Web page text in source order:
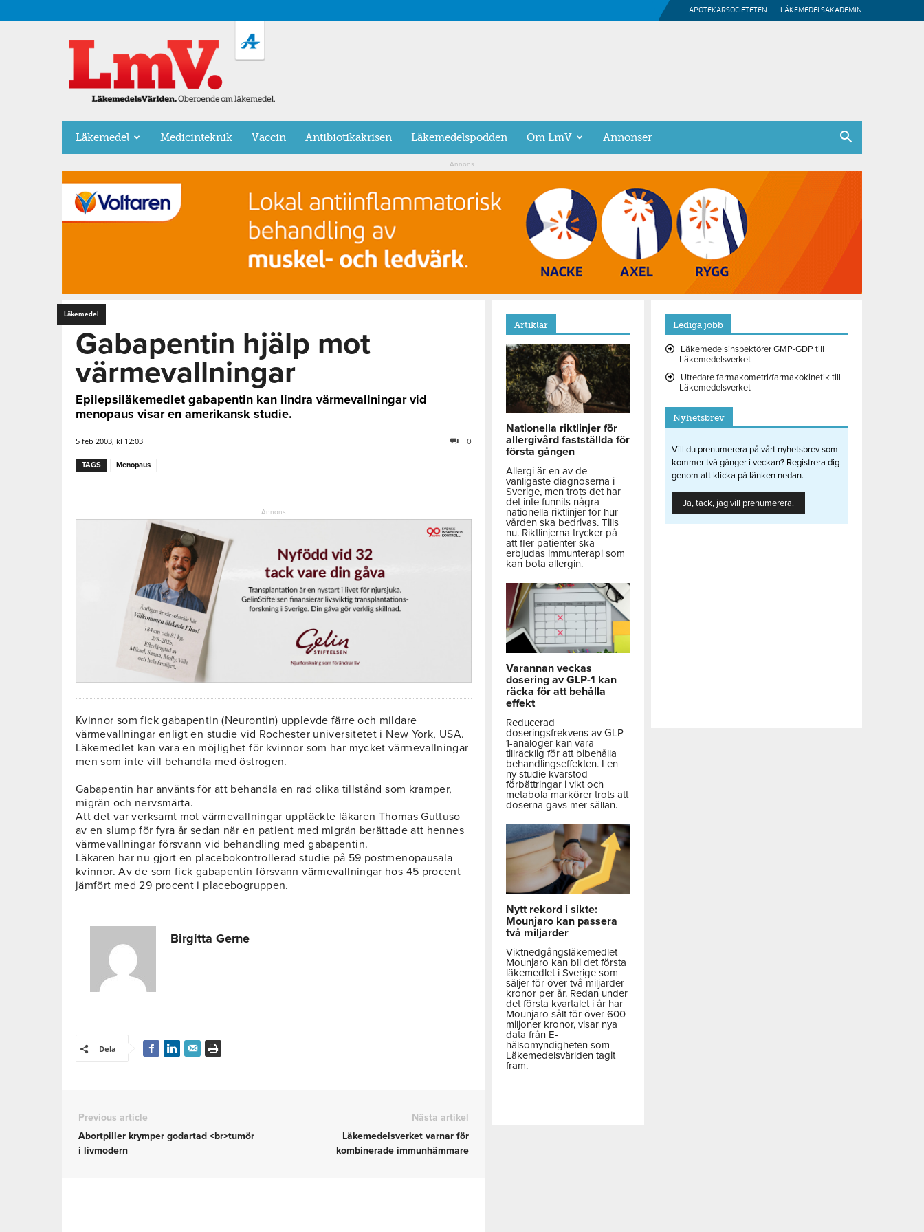
APOTEKARSOCIETETEN LÄKEMEDELSAKADEMIN
LäkemedelsVärlden
Läkemedel Medicinteknik Vaccin Antibiotikakrisen Läkemedelspodden Om LmV Annonser
Annons
Läkemedel
Gabapentin hjälp mot
värmevallningar
Epilepsiläkemedlet gabapentin kan lindra värmevallningar vid
menopaus visar en amerikansk studie.
5 feb 2003, kl 12:03 0
TAGS Menopaus
Annons
Kvinnor som fick gabapentin (Neurontin) upplevde färre och mildare
värmevallningar enligt en studie vid Rochester universitetet i New York, USA.
Läkemedlet kan vara en möjlighet för kvinnor som har mycket värmevallningar
men som inte vill behandla med östrogen.
Gabapentin har använts för att behandla en rad olika tillstånd som kramper,
migrän och nervsmärta.
Att det var verksamt mot värmevallningar upptäckte läkaren Thomas Guttuso
av en slump för fyra år sedan när en patient med migrän berättade att hennes
värmevallningar försvann vid behandling med gabapentin.
Läkaren har nu gjort en placebokontrollerad studie på 59 postmenopausala
kvinnor. Av de som fick gabapentin försvann värmevallningar hos 45 procent
jämfört med 29 procent i placebogruppen.
Birgitta Gerne
Dela
Previous article
Abortpiller krymper godartad <br>tumör
i livmodern
Nästa artikel
Läkemedelsverket varnar för
kombinerade immunhämmare
Artiklar
Nationella riktlinjer för
allergivård fastställda för
första gången
Allergi är en av de
vanligaste diagnoserna i
Sverige, men trots det har
det inte funnits några
nationella riktlinjer för hur
vården ska bedrivas. Tills
nu. Riktlinjerna trycker på
att fler patienter ska
erbjudas immunterapi som
kan bota allergin.
Varannan veckas
dosering av GLP-1 kan
räcka för att behålla
effekt
Reducerad
doseringsfrekvens av GLP-
1-analoger kan vara
tillräcklig för att bibehålla
behandlingseffekten. I en
ny studie kvarstod
förbättringar i vikt och
metabola markörer trots att
doserna gavs mer sällan.
Nytt rekord i sikte:
Mounjaro kan passera
två miljarder
Viktnedgångsläkemedlet
Mounjaro kan bli det första
läkemedlet i Sverige som
säljer för över två miljarder
kronor per år. Redan under
det första kvartalet i år har
Mounjaro sålt för över 600
miljoner kronor, visar nya
data från E-
hälsomyndigheten som
Läkemedelsvärlden tagit
fram.
Lediga jobb
Läkemedelsinspektörer GMP-GDP till
Läkemedelsverket
Utredare farmakometri/farmakokinetik till
Läkemedelsverket
Nyhetsbrev
Vill du prenumerera på vårt nyhetsbrev som
kommer två gånger i veckan? Registrera dig
genom att klicka på länken nedan.
Ja, tack, jag vill prenumerera.